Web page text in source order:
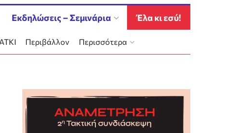
Εκδηλώσεις – Σεμινάρια Έλα κι εσύ!
Περιβάλλον Περισσότερα